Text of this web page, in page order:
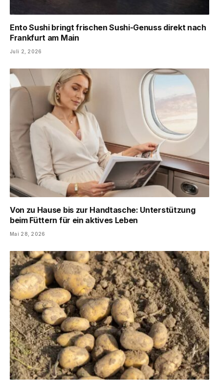
Ento Sushi bringt frischen Sushi-Genuss direkt nach
Frankfurt am Main
Juli 2, 2026
Von zu Hause bis zur Handtasche: Unterstützung
beim Füttern für ein aktives Leben
Mai 28, 2026